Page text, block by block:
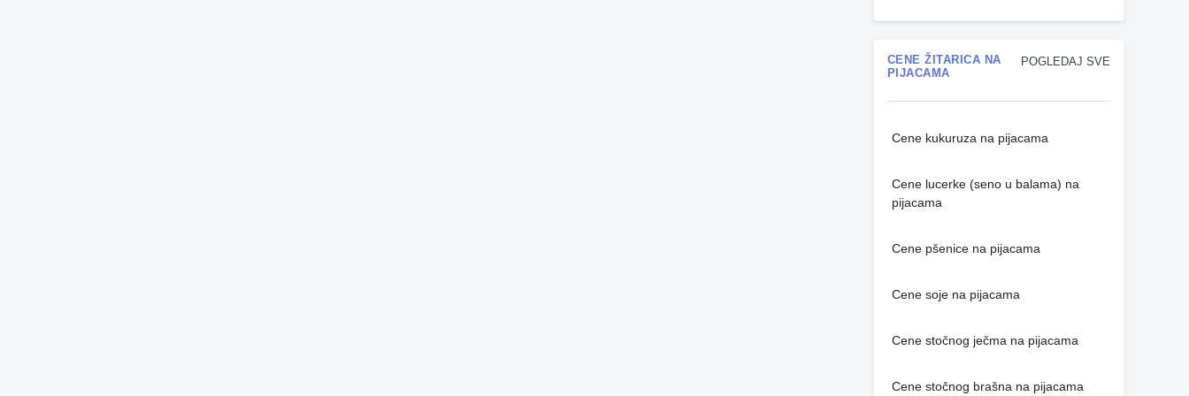
POGLEDAJ SVE
CENE ŽITARICA NA
PIJACAMA
Cene kukuruza na pijacama
Cene lucerke (seno u balama) na
pijacama
Cene pšenice na pijacama
Cene soje na pijacama
Cene stočnog ječma na pijacama
Cene stočnog brašna na pijacama